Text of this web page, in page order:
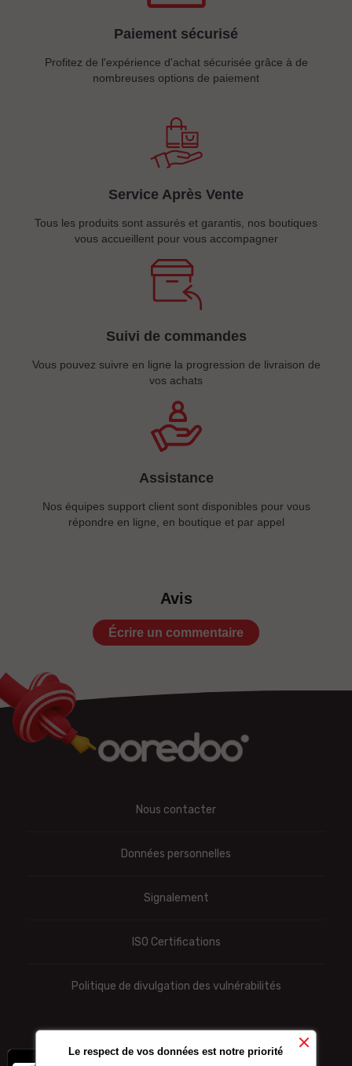
Paiement sécurisé
Profitez de l'expérience d'achat sécurisée grâce à de
nombreuses options de paiement
Service Après Vente
Tous les produits sont assurés et garantis, nos boutiques
vous accueillent pour vous accompagner
Suivi de commandes
Vous pouvez suivre en ligne la progression de livraison de
vos achats
Assistance
Nos équipes support client sont disponibles pour vous
répondre en ligne, en boutique et par appel
Avis
Écrire un commentaire
Nous contacter
Données personnelles
Signalement
ISO Certifications
Politique de divulgation des vulnérabilités
Le respect de vos données est notre priorité